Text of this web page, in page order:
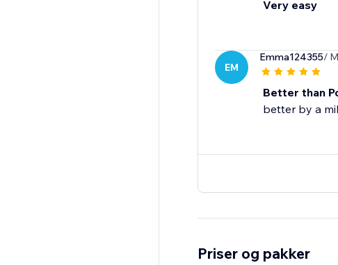
Very easy
EM
Emma124355/
Better than
better by a
Priser og pakker